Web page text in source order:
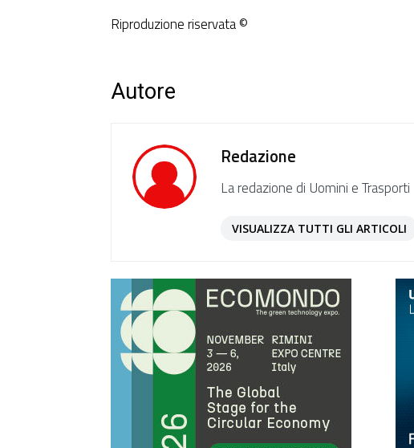
Riproduzione riservata ©
Autore
Redazione
La redazione di Uomini e Trasporti
VISUALIZZA TUTTI GLI ARTICOLI